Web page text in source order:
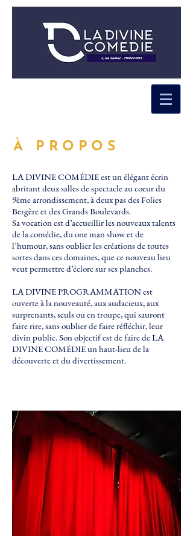
À PROPOS
LA DIVINE COMÉDIE est un élégant écrin
abritant deux salles de spectacle au coeur du
9ème arrondissement, à deux pas des Folies
Bergère et des Grands Boulevards.
Sa vocation est d’accueillir les nouveaux talents
de la comédie, du one man show et de
l’humour, sans oublier les créations de toutes
sortes dans ces domaines, que ce nouveau lieu
veut permettre d’éclore sur ses planches.
LA DIVINE PROGRAMMATION est
ouverte à la nouveauté, aux audacieux, aux
surprenants, seuls ou en troupe, qui sauront
faire rire, sans oublier de faire réfléchir, leur
divin public. Son objectif est de faire de LA
DIVINE COMÉDIE un haut-lieu de la
découverte et du divertissement.